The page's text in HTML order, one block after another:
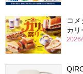
コ
カリ